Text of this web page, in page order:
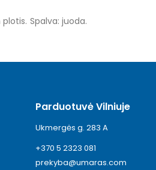
Spalva: juoda.
Parduotuvė Vilniuje
Ukmergės g. 283 A
+370 5 2323 081
prekyba@umaras.com